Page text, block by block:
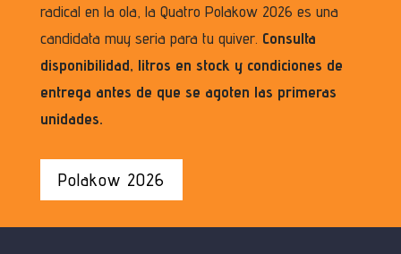
radical en la ola, la Quatro Polakow 2026 es una
candidata muy seria para tu quiver. Consulta
disponibilidad, litros en stock y condiciones de
entrega antes de que se agoten las primeras
unidades.
Polakow 2026